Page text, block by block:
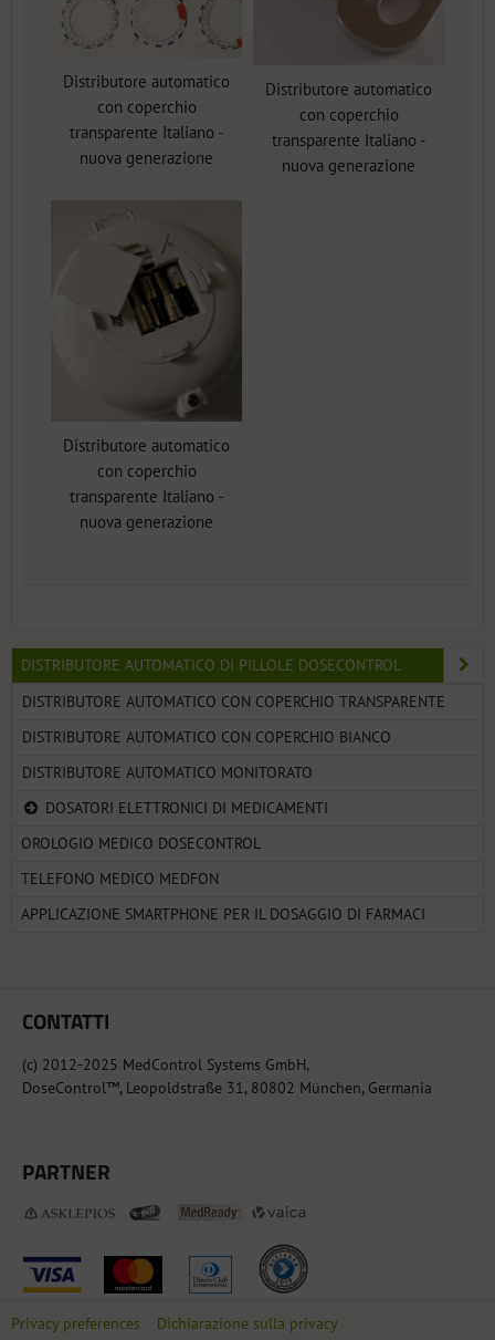
Distributore automatico
con coperchio
transparente Italiano -
nuova generazione
Distributore automatico
con coperchio
transparente Italiano -
nuova generazione
Distributore automatico
con coperchio
transparente Italiano -
nuova generazione
DISTRIBUTORE AUTOMATICO DI PILLOLE DOSECONTROL
DISTRIBUTORE AUTOMATICO CON COPERCHIO TRANSPARENTE
DISTRIBUTORE AUTOMATICO CON COPERCHIO BIANCO
DISTRIBUTORE AUTOMATICO MONITORATO
DOSATORI ELETTRONICI DI MEDICAMENTI
OROLOGIO MEDICO DOSECONTROL
TELEFONO MEDICO MEDFON
APPLICAZIONE SMARTPHONE PER IL DOSAGGIO DI FARMACI
CONTATTI
(c) 2012-2025 MedControl Systems GmbH,
DoseControl™, Leopoldstraße 31, 80802 München, Germania
PARTNER
Privacy preferences Dichiarazione sulla privacy